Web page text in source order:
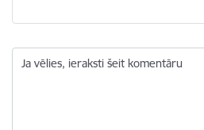
Ja vēlies, ieraksti šeit komentāru